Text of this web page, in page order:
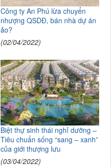
Công ty An Phú lừa chuyển
nhượng QSDĐ, bán nhà dự án
ảo?
(02/04/2022)
Biệt thự sinh thái nghỉ dưỡng –
Tiêu chuẩn sống “sang – xanh”
của giới thượng lưu
(03/04/2022)